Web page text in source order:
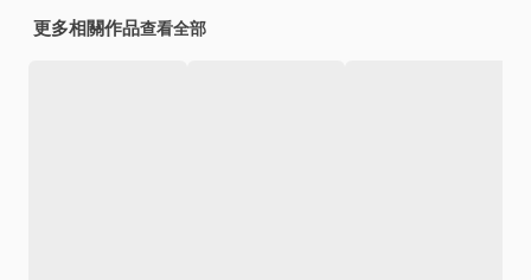
更多相關作品查看全部